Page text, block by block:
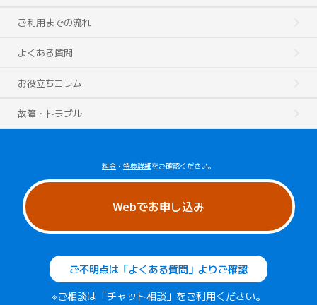
ご利用までの流れ
よくある質問
お役立ちコラム
故障・トラブル
料金 ・ 特典詳細をご確認ください。
Webでお申し込み
ご不明点は「よくある質問」よりご確認
※ご相談は「チャット相談」をご利用ください。